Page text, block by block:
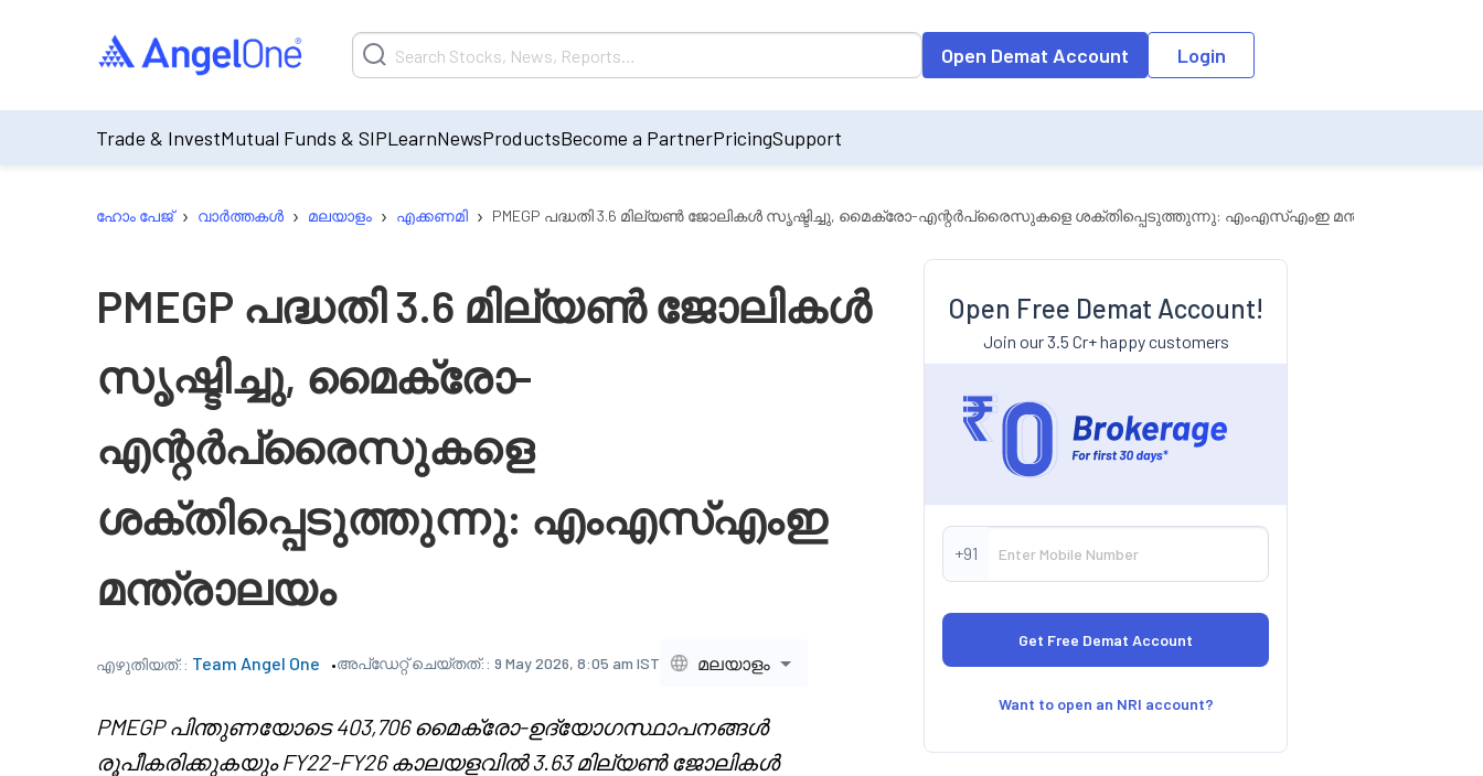
Open Demat Account Login
Trade & InvestMutual Funds & SIPLearnNewsProductsBecome a PartnerPricingSupport
ഹോം പേജ് › വാർത്തകൾ › മലയാളം › എക്കണമി › PMEGP പദ്ധതി 3.6 മില്യൺ ജോലികൾ സൃഷ്ടിച്ചു, മൈക്രോ-എന്റർപ്രൈസുകളെ ശക്തിപ്പെടുത്തുന്നു: എംഎസ്എംഇ മന്ത്രാലയം
PMEGP പദ്ധതി 3.6 മില്യൺ ജോലികൾ
സൃഷ്ടിച്ചു, മൈക്രോ-
എന്റർപ്രൈസുകളെ
ശക്തിപ്പെടുത്തുന്നു: എംഎസ്എംഇ
മന്ത്രാലയം
എഴുതിയത്:: Team Angel One അപ്‌ഡേറ്റ് ചെയ്തത്:: 9 May 2026, 8:05 am IST മലയാളം
PMEGP പിന്തുണയോടെ 403,706 മൈക്രോ-ഉദ്യോഗസ്ഥാപനങ്ങൾ
രൂപീകരിക്കുകയും FY22-FY26 കാലയളവിൽ 3.63 മില്യൺ ജോലികൾ
Open Free Demat Account!
Join our 3.5 Cr+ happy customers
+91
Want to open an NRI account?